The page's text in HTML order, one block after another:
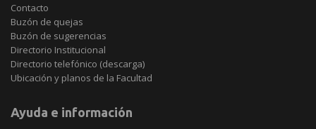
Contacto
Buzón de quejas
Buzón de sugerencias
Directorio Institucional
Directorio telefónico (descarga)
Ubicación y planos de la Facultad
Ayuda e información